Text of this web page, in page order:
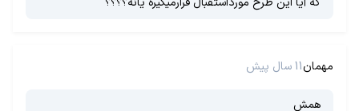
مهمان11 سال پیش
همش